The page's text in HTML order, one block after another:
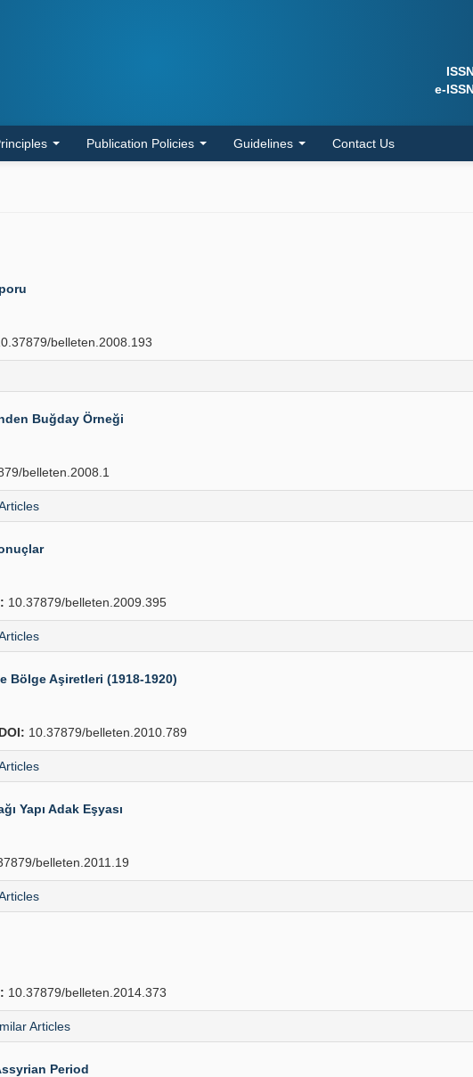
e-
Publication Policies Guidelines Contact Us
belleten.2008.193
Buğday Örneği
belleten.2008.1
10.37879/belleten.2009.395
Bölge Aşiretleri (1918-1920)
DOI: 10.37879/belleten.2010.789
Yapı Adak Eşyası
belleten.2011.19
10.37879/belleten.2014.373
Articles
Period